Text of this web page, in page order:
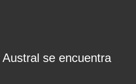
se encuentra